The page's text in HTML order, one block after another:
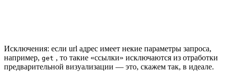
Исключения: если url адрес имеет некие параметры запроса,
например, get , то такие «ссылки» исключаются из отработки
предварительной визуализации — это, скажем так, в идеале.